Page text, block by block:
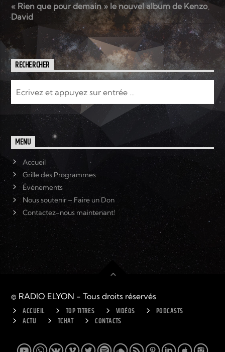
« Rien que pour demain » le nouvel album de Kenzo
David
RECHERCHER
MENU
Accueil
Grille des Programmes
Événements
Nous soutenir – Faire un Don
Contactez-nous maintenant!
© RADIO ELYON - Tous droits réservés
ACCUEIL TOP TITRES VIDÉOS
PODCASTS
ACTU
TCHAT CONTACTS